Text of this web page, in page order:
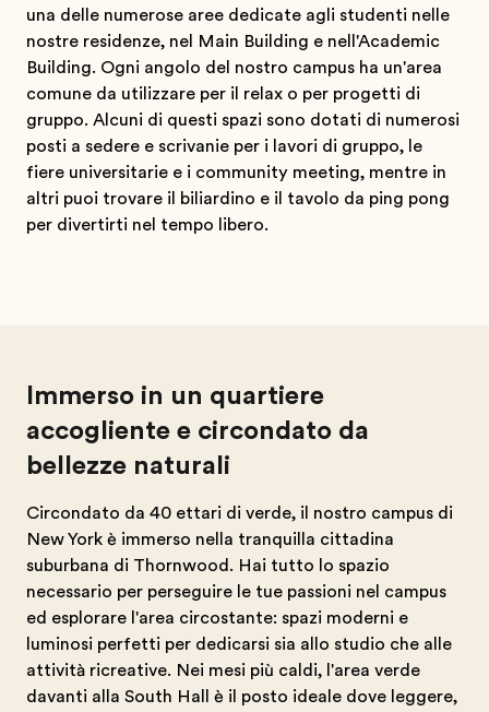
una delle numerose aree dedicate agli studenti nelle
nostre residenze, nel Main Building e nell'Academic
Building. Ogni angolo del nostro campus ha un'area
comune da utilizzare per il relax o per progetti di
gruppo. Alcuni di questi spazi sono dotati di numerosi
posti a sedere e scrivanie per i lavori di gruppo, le
fiere universitarie e i community meeting, mentre in
altri puoi trovare il biliardino e il tavolo da ping pong
per divertirti nel tempo libero.
Immerso in un quartiere
accogliente e circondato da
bellezze naturali
Circondato da 40 ettari di verde, il nostro campus di
New York è immerso nella tranquilla cittadina
suburbana di Thornwood. Hai tutto lo spazio
necessario per perseguire le tue passioni nel campus
ed esplorare l'area circostante: spazi moderni e
luminosi perfetti per dedicarsi sia allo studio che alle
attività ricreative. Nei mesi più caldi, l'area verde
davanti alla South Hall è il posto ideale dove leggere,